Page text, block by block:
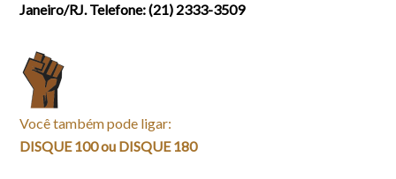
Janeiro/RJ. Telefone: (21) 2333-3509
Você também pode ligar:
DISQUE 100 ou DISQUE 180